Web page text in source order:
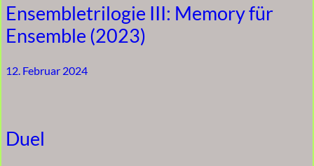
Ensembletrilogie III: Memory für
Ensemble (2023)
12. Februar 2024
Duel